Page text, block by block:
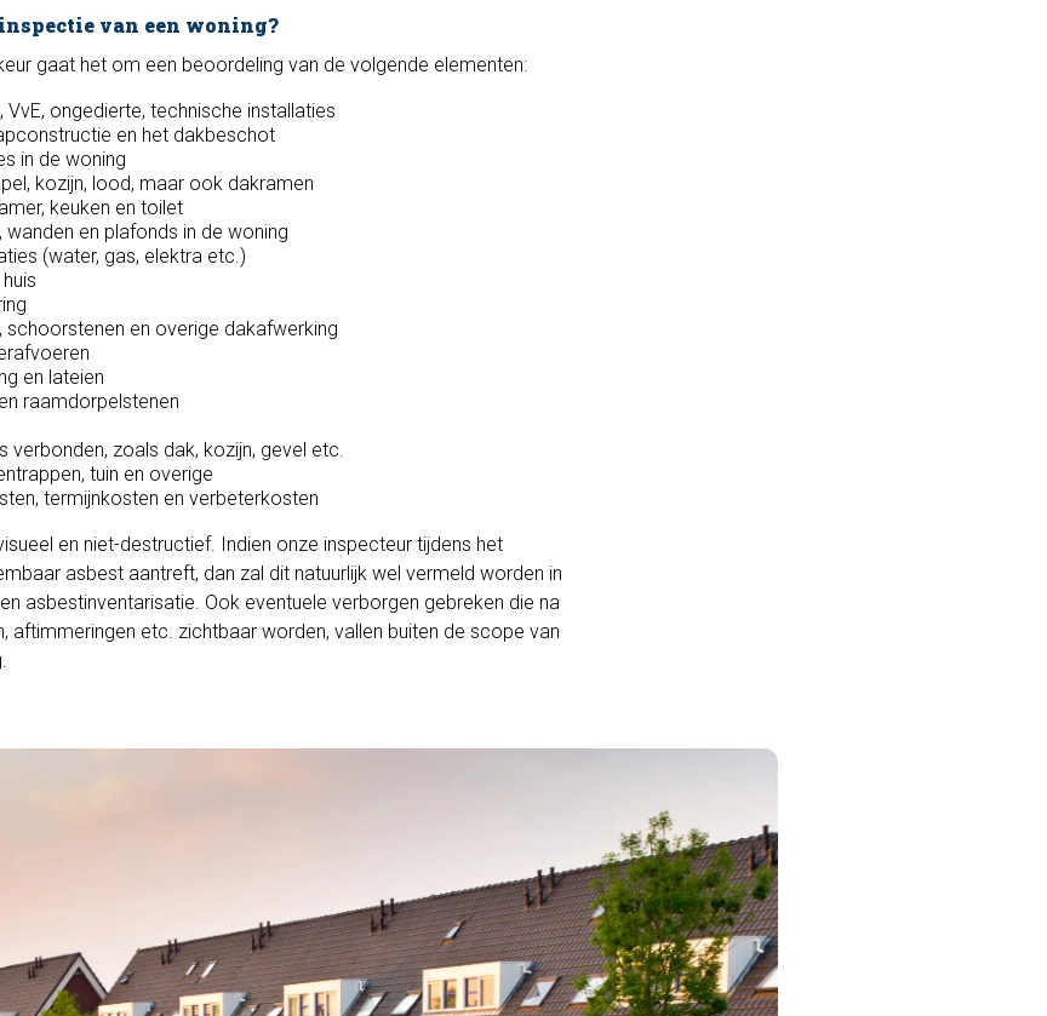
van een woning?
gaat het om een beoordeling van de volgende elementen:
ongedierte, technische installaties
en het dakbeschot
in de woning
kozijn, lood, maar ook dakramen
keuken en toilet
en plafonds in de woning
(water, gas, elektra etc.)
schoorstenen en overige dakafwerking
en lateien
raamdorpelstenen
verbonden, zoals dak, kozijn, gevel etc.
tuin en overige
termijnkosten en verbeterkosten
en niet-destructief. Indien onze inspecteur tijdens het
asbest aantreft, dan zal dit natuurlijk wel vermeld worden in
asbestinventarisatie. Ook eventuele verborgen gebreken die na
aftimmeringen etc. zichtbaar worden, vallen buiten de scope van